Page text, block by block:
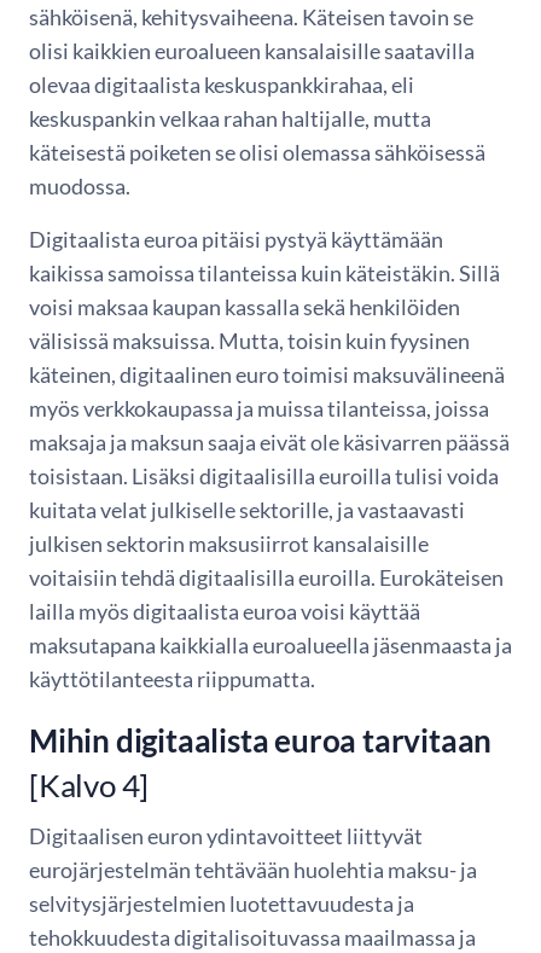
sähköisenä, kehitysvaiheena. Käteisen tavoin se
olisi kaikkien euroalueen kansalaisille saatavilla
olevaa digitaalista keskuspankkirahaa, eli
keskuspankin velkaa rahan haltijalle, mutta
käteisestä poiketen se olisi olemassa sähköisessä
muodossa.
Digitaalista euroa pitäisi pystyä käyttämään
kaikissa samoissa tilanteissa kuin käteistäkin. Sillä
voisi maksaa kaupan kassalla sekä henkilöiden
välisissä maksuissa. Mutta, toisin kuin fyysinen
käteinen, digitaalinen euro toimisi maksuvälineenä
myös verkkokaupassa ja muissa tilanteissa, joissa
maksaja ja maksun saaja eivät ole käsivarren päässä
toisistaan. Lisäksi digitaalisilla euroilla tulisi voida
kuitata velat julkiselle sektorille, ja vastaavasti
julkisen sektorin maksusiirrot kansalaisille
voitaisiin tehdä digitaalisilla euroilla. Eurokäteisen
lailla myös digitaalista euroa voisi käyttää
maksutapana kaikkialla euroalueella jäsenmaasta ja
käyttötilanteesta riippumatta.
Mihin digitaalista euroa tarvitaan
[Kalvo 4]
Digitaalisen euron ydintavoitteet liittyvät
eurojärjestelmän tehtävään huolehtia maksu- ja
selvitysjärjestelmien luotettavuudesta ja
tehokkuudesta digitalisoituvassa maailmassa ja